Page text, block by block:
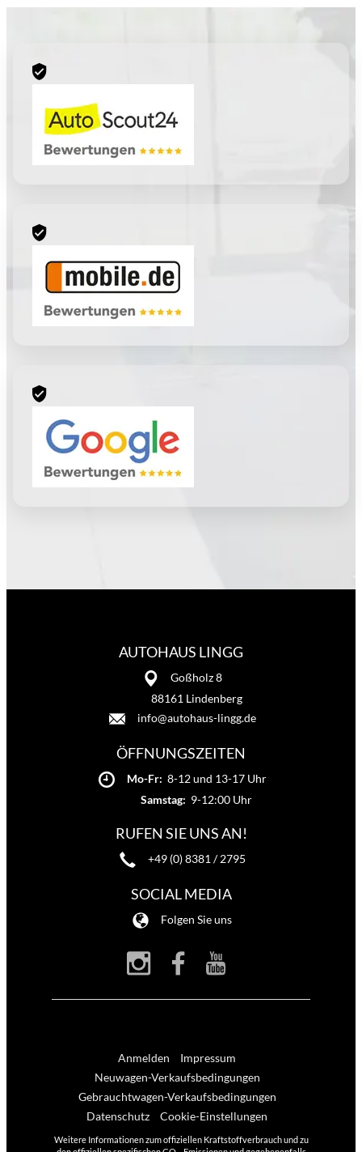
AUTOHAUS LINGG
Goßholz 8
88161 Lindenberg
info@autohaus-lingg.de
ÖFFNUNGSZEITEN
Mo-Fr: 8-12 und 13-17 Uhr
Samstag: 9-12:00 Uhr
RUFEN SIE UNS AN!
+49 (0) 8381 / 2795
SOCIAL MEDIA
Folgen Sie uns
Anmelden
Impressum
Neuwagen-Verkaufsbedingungen
Gebrauchtwagen-Verkaufsbedingungen
Datenschutz
Cookie-Einstellungen
Weitere Informationen zum offiziellen Kraftstoffverbrauch und zu